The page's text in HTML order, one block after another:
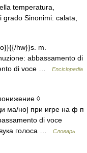
temperatura,
Sinonimi: calata,
hw}}s. m.
abbassamento di
di voce …
Enciclopedia
◊
ма/но] при игре на ф п
di voce
голоса …
Словарь